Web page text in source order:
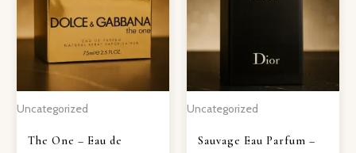
Uncategorized
The One – Eau de
Uncategorized
Sauvage Eau Parfum –